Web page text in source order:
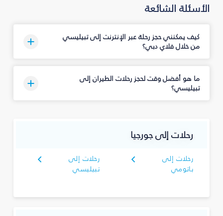
الأسئلة الشائعة
كيف يمكنني حجز رحلة عبر الإنترنت إلى تبيليسي
من خلال فلاي دبي؟
ما هو أفضل وقت لحجز رحلات الطيران إلى
تبيليسي؟
رحلات إلى جورجيا
رحلات إلى
باتومي
رحلات إلى
تبيليسي